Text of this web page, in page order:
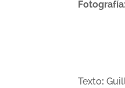
Fotografía:
Texto: